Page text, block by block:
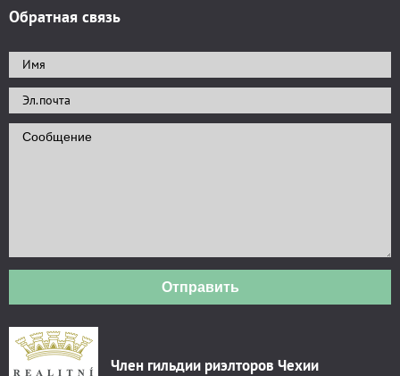
Обратная связь
Отправить
Член гильдии риэлторов Чехии